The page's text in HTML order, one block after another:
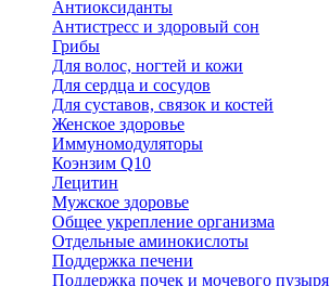
Антиоксиданты
Антистресс и здоровый сон
Грибы
Для волос, ногтей и кожи
Для сердца и сосудов
Для суставов, связок и костей
Женское здоровье
Иммуномодуляторы
Коэнзим Q10
Лецитин
Мужское здоровье
Общее укрепление организма
Отдельные аминокислоты
Поддержка печени
Поддержка почек и мочевого пузыря